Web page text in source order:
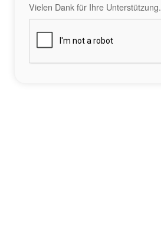
Vielen Dank für Ihre Unterstützung.